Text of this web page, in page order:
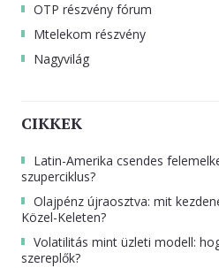
OTP részvény fórum
Mtelekom részvény
Nagyvilág
CIKKEK
Latin-Amerika csendes
szuperciklus?
Olajpénz újraosztva: mit
Közel-Keleten?
Volatilitás mint üzleti modell:
szereplők?